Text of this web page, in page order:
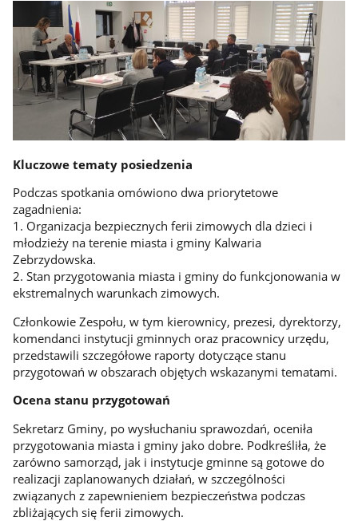
Kluczowe tematy posiedzenia
Podczas spotkania omówiono dwa priorytetowe
zagadnienia:
1. Organizacja bezpiecznych ferii zimowych dla dzieci i
młodzieży na terenie miasta i gminy Kalwaria
Zebrzydowska.
2. Stan przygotowania miasta i gminy do funkcjonowania w
ekstremalnych warunkach zimowych.
Członkowie Zespołu, w tym kierownicy, prezesi, dyrektorzy,
komendanci instytucji gminnych oraz pracownicy urzędu,
przedstawili szczegółowe raporty dotyczące stanu
przygotowań w obszarach objętych wskazanymi tematami.
Ocena stanu przygotowań
Sekretarz Gminy, po wysłuchaniu sprawozdań, oceniła
przygotowania miasta i gminy jako dobre. Podkreśliła, że
zarówno samorząd, jak i instytucje gminne są gotowe do
realizacji zaplanowanych działań, w szczególności
związanych z zapewnieniem bezpieczeństwa podczas
zbliżających się ferii zimowych.